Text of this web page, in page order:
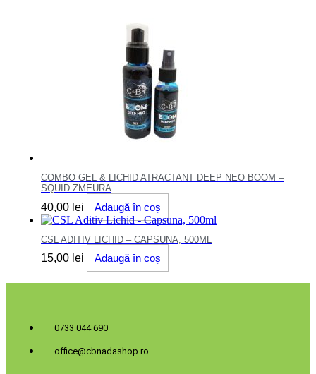
COMBO GEL & LICHID ATRACTANT DEEP NEO BOOM –
SQUID ZMEURA
40,00 lei Adaugă în coș
CSL ADITIV LICHID – CAPSUNA, 500ML
15,00 lei Adaugă în coș
0733 044 690
office@cbnadashop.ro